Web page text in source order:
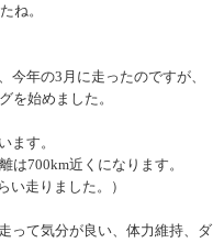
ね。
今年の3月に走ったのですが、
を始めました。
ます。
は700km近くになります。
い走りました。）
って気分が良い、体力維持、ダ